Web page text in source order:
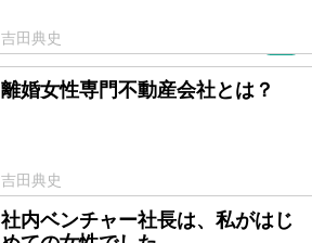
吉田典史
離婚女性専門不動産会社とは？
吉田典史
社内ベンチャー社長は、私がはじ